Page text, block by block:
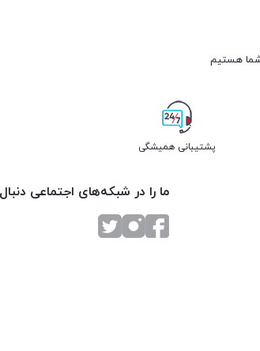
پشتیبانی همیشگی
ما را در شبکه‌های اجتماعی